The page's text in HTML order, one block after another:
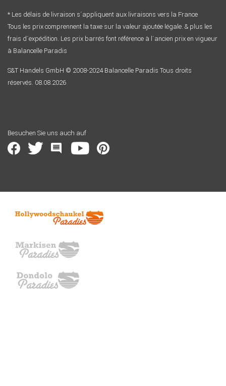
* Les délais de livraison s´appliquent aux livraisons vers la France
Tous les prix comprennent la taxe sur la valeur ajoutée légale. & plus les
frais d´expédition. Les prix barrés font référence à l´ancien prix en vigueur
à Balancelle Paradis
S&T Handels GmbH © 2008-2024 Balancelle Paradis Tous droits
réservés. 08.08.2026
Besuchen Sie uns auch auf